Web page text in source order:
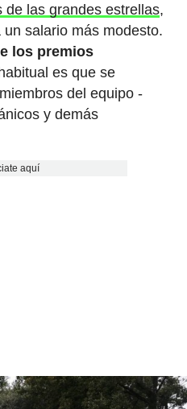
de las grandes estrellas,
salario más modesto.
los premios
es que se
del equipo -
y demás
aquí